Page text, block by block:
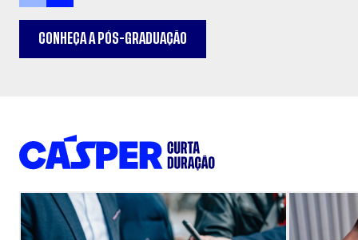
CONHEÇA A PÓS-GRADUAÇÃO